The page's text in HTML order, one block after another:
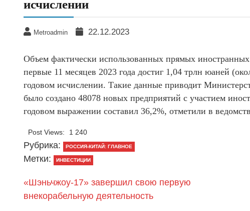
исчислении
Metroadmin 22.12.2023
Объем фактически использованных прямых
первые 11 месяцев 2023 года достиг 1,04 трлн юаней
годовом исчислении. Такие данные приводит
было создано 48078 новых предприятий с участием
годовом выражении составил 36,2%, отметили в
Post Views: 1 240
Рубрика: РОССИЯ-КИТАЙ: ГЛАВНОЕ
Метки: ИНВЕСТИЦИИ
«Шэньчжоу-17» завершил свою первую
внекорабельную деятельность